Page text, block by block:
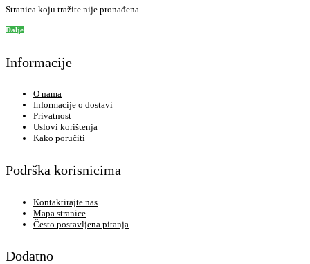
Stranica koju tražite nije pronađena.
Dalje
Informacije
O nama
Informacije o dostavi
Privatnost
Uslovi korištenja
Kako poručiti
Podrška korisnicima
Kontaktirajte nas
Mapa stranice
Često postavljena pitanja
Dodatno